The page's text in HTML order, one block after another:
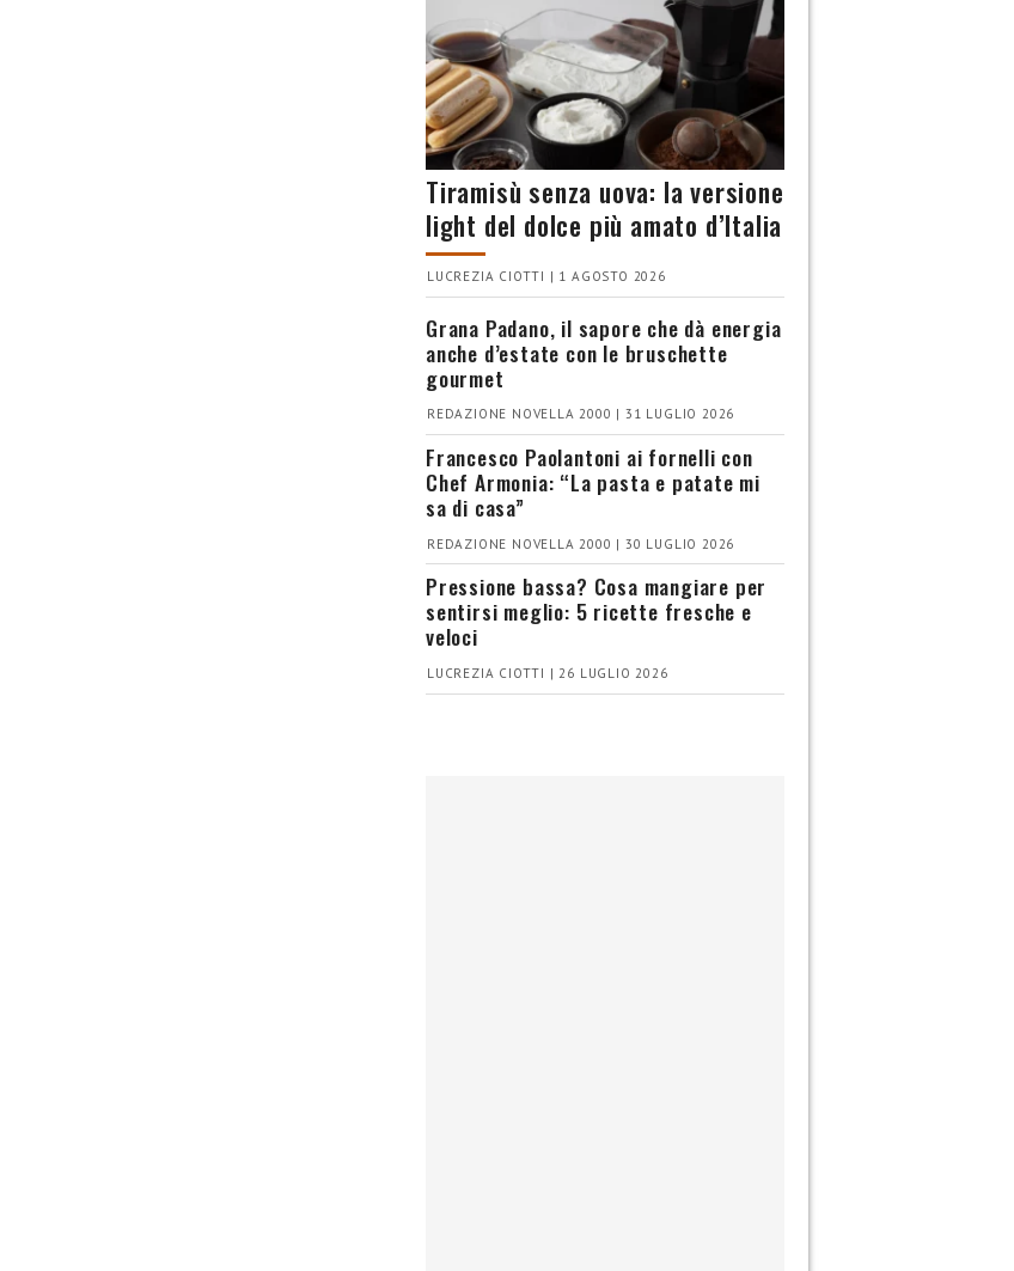
Tiramisù senza uova: la versione
light del dolce più amato d’Italia
LUCREZIA CIOTTI | 1 AGOSTO 2026
Grana Padano, il sapore che dà energia
anche d’estate con le bruschette
gourmet
REDAZIONE NOVELLA 2000 | 31 LUGLIO 2026
Francesco Paolantoni ai fornelli con
Chef Armonia: “La pasta e patate mi
sa di casa”
REDAZIONE NOVELLA 2000 | 30 LUGLIO 2026
Pressione bassa? Cosa mangiare per
sentirsi meglio: 5 ricette fresche e
veloci
LUCREZIA CIOTTI | 26 LUGLIO 2026